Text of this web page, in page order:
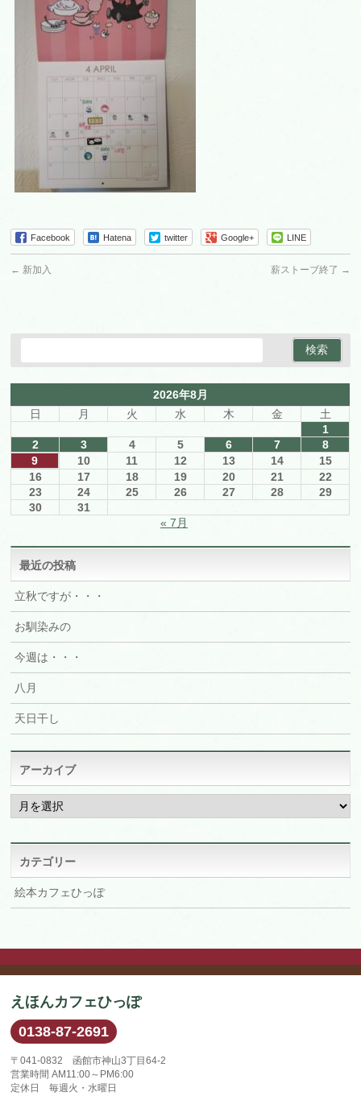
Facebook Hatena twitter Google+ LINE
← 新加入 薪ストーブ終了 →
2026年8月
日
月 火 水 木 金
土
1
2
3 4 5 6 7
8
9
10 11 12 13 14
15
16
17 18 19 20 21
22
23
24 25 26 27 28
29
30
31
« 7月
最近の投稿
立秋ですが・・・
お馴染みの
今週は・・・
八月
天日干し
アーカイブ
ア
ー
カ
カテゴリー
絵本カフェひっぽ
えほんカフェひっぽ
0138-87-2691
〒041-0832 函館市神山3丁目64-2
営業時間 AM11:00～PM6:00
定休日 毎週火・水曜日